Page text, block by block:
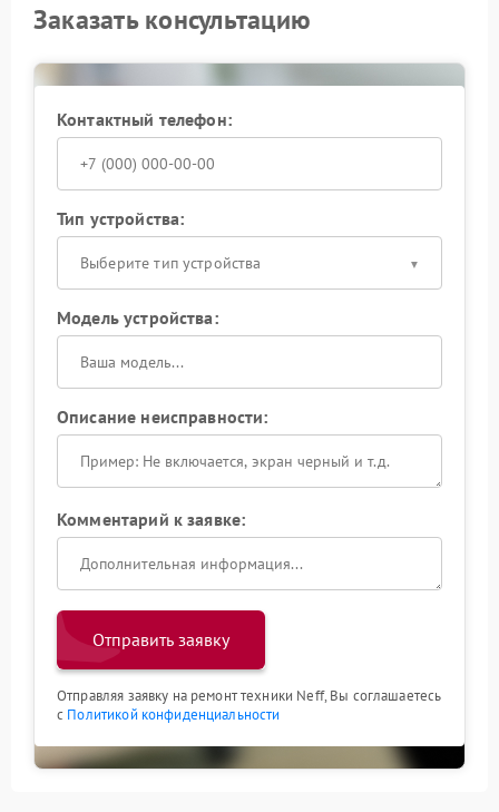
Заказать консультацию
Контактный телефон:
Тип устройства:
Выберите тип устройства
Модель устройства:
Описание неисправности:
Комментарий к заявке:
Отправить заявку
Отправляя заявку на ремонт техники Neff, Вы соглашаетесь
с Политикой конфиденциальности